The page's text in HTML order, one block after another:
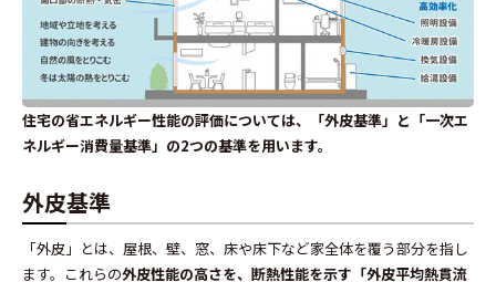
住宅の省エネルギー性能の評価については、「外皮基準」と「一次エ
ネルギー消費量基準」の2つの基準を用います。
外皮基準
「外皮」とは、屋根、壁、窓、床や床下など家全体を覆う部分を指し
ます。これらの外皮性能の高さを、断熱性能を示す「外皮平均熱貫流